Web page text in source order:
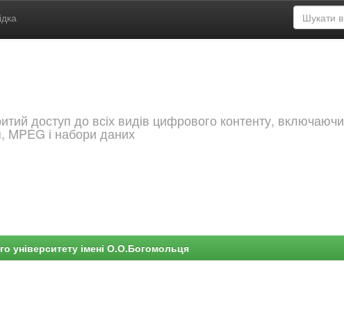
доступ до всіх видів цифрового контенту, включаючи
MPEG і набори даних
університету імені О.О.Богомольця